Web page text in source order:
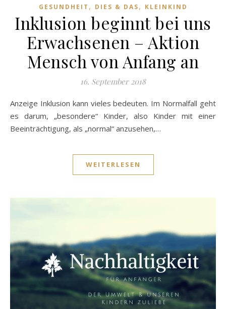
GESUNDHEIT , DIES & DAS, KLEINKIND
Inklusion beginnt bei uns
Erwachsenen – Aktion
Mensch von Anfang an
16. September 2018
Anzeige Inklusion kann vieles bedeuten. Im Normalfall geht
es darum, „besondere“ Kinder, also Kinder mit einer
Beeinträchtigung, als „normal“ anzusehen,…
WEITERLESEN